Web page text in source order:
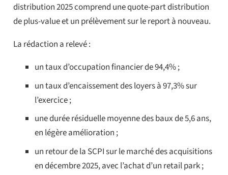
distribution 2025 comprend une quote-part distribution
de plus-value et un prélèvement sur le report à nouveau.
La rédaction a relevé :
un taux d’occupation financier de 94,4% ;
un taux d’encaissement des loyers à 97,3% sur
l’exercice ;
une durée résiduelle moyenne des baux de 5,6 ans,
en légère amélioration ;
un retour de la SCPI sur le marché des acquisitions
en décembre 2025, avec l’achat d’un retail park ;